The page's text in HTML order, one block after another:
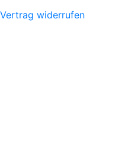
Vertrag widerrufen